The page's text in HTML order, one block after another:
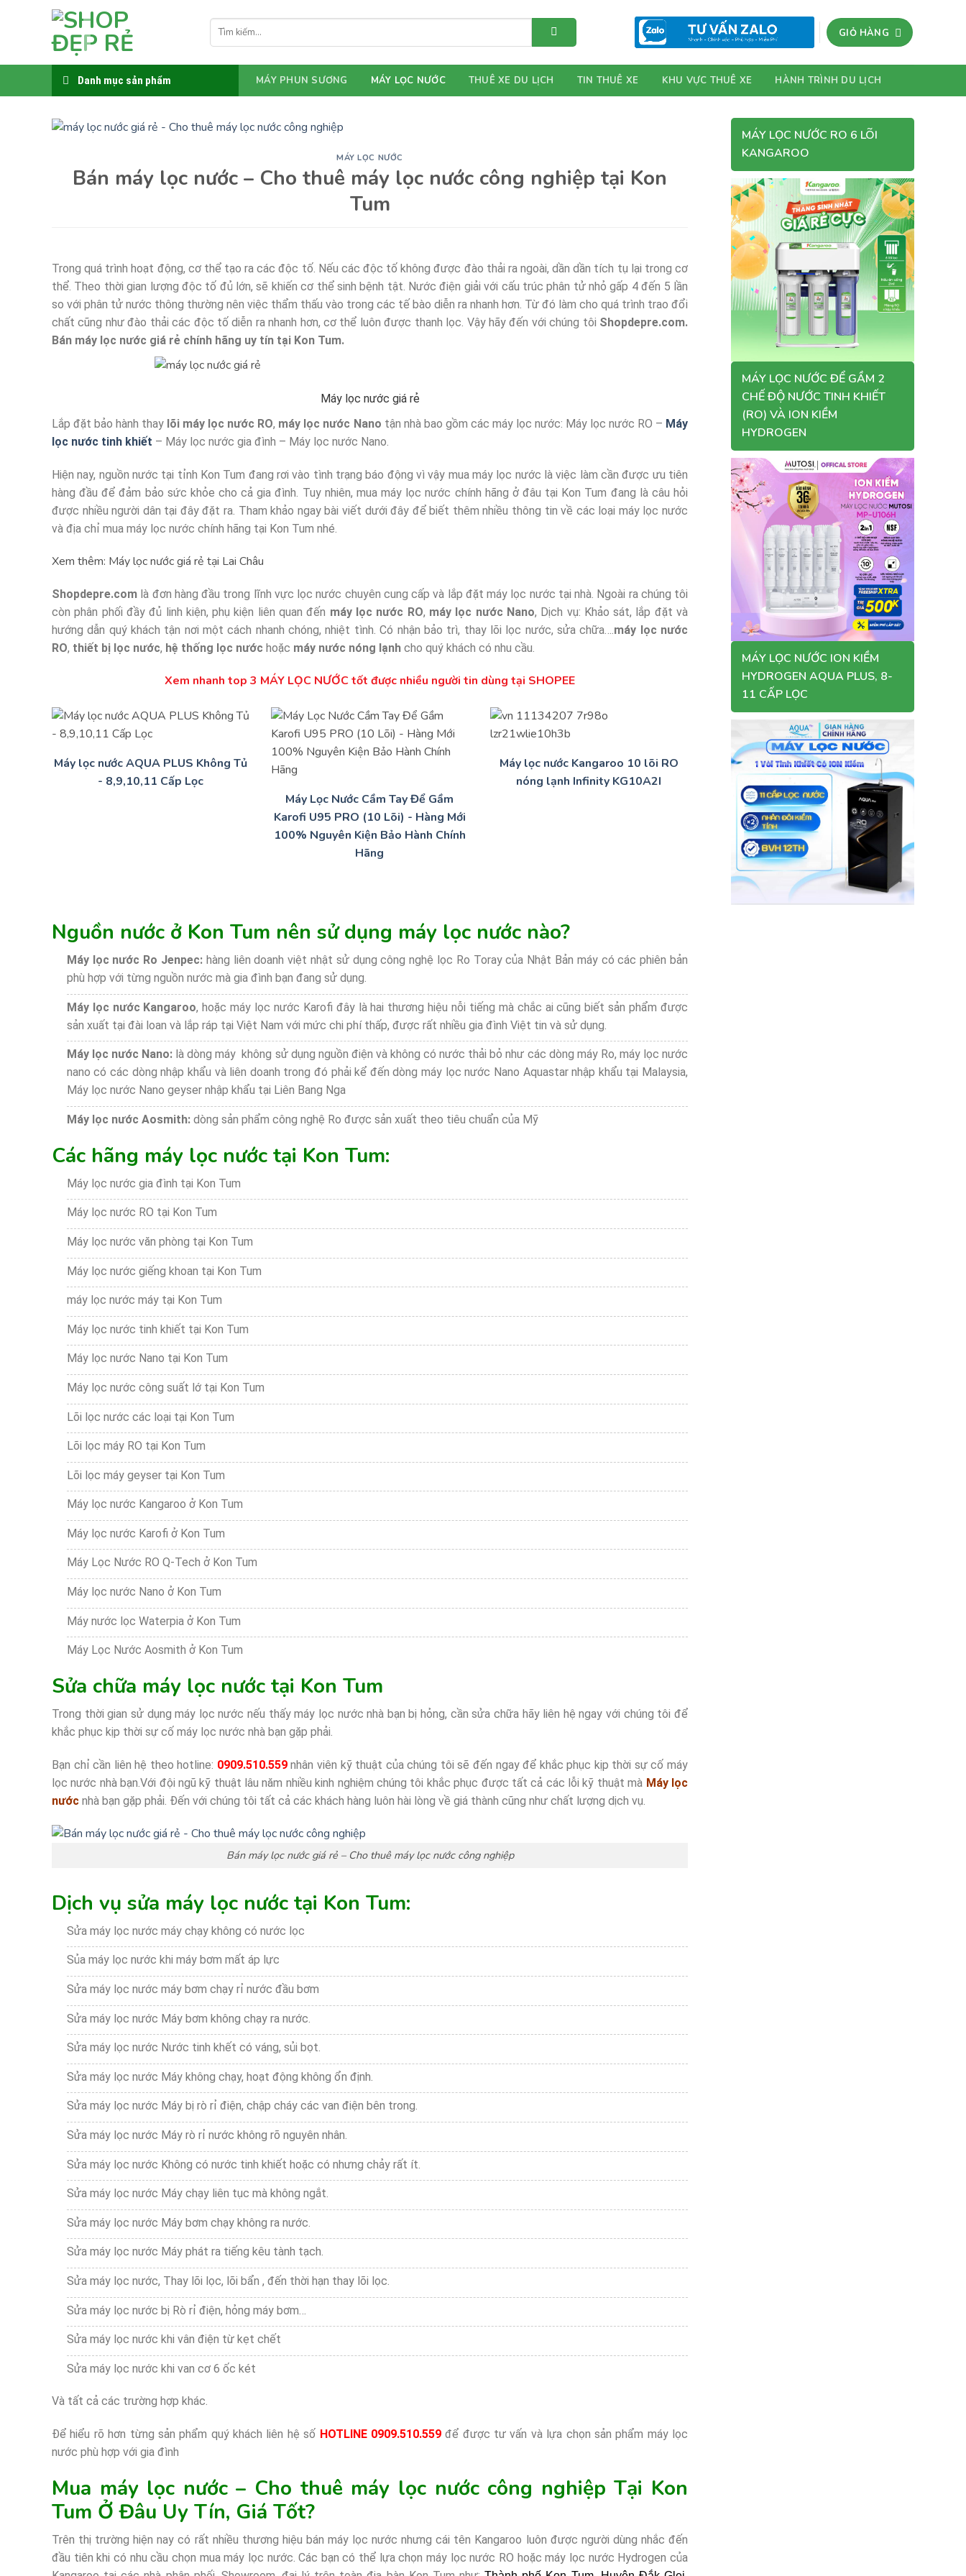
dung
Tìm
kiếm:
GIỎ HÀNG
Danh mục sản phẩm MÁY PHUN SƯƠNG MÁY LỌC NƯỚC THUÊ XE DU LỊCH TIN THUÊ XE KHU VỰC THUÊ XE HÀNH TRÌNH DU LỊCH
MÁY LỌC NƯỚC
Bán máy lọc nước – Cho thuê máy lọc nước công nghiệp tại Kon
Tum
Trong quá trình hoạt động, cơ thể tạo ra các độc tố. Nếu các độc tố không được đào thải ra ngoài, dần dần tích tụ lại trong cơ
thể. Theo thời gian lượng độc tố đủ lớn, sẽ khiến cơ thể sinh bệnh tật. Nước điện giải với cấu trúc phân tử nhỏ gấp 4 đến 5 lần
so với phân tử nước thông thường nên việc thẩm thấu vào trong các tế bào diễn ra nhanh hơn. Từ đó làm cho quá trình trao đổi
chất cũng như đào thải các độc tố diễn ra nhanh hơn, cơ thể luôn được thanh lọc. Vậy hãy đến với chúng tôi Shopdepre.com.
Bán máy lọc nước giá rẻ chính hãng uy tín tại Kon Tum.
Máy lọc nước giá rẻ
Lắp đặt bảo hành thay lõi máy lọc nước RO, máy lọc nước Nano tận nhà bao gồm các máy lọc nước: Máy lọc nước RO – Máy
lọc nước tinh khiết – Máy lọc nước gia đình – Máy lọc nước Nano.
Hiện nay, nguồn nước tại tỉnh Kon Tum đang rơi vào tình trạng báo động vì vậy mua máy lọc nước là việc làm cần được ưu tiên
hàng đầu để đảm bảo sức khỏe cho cả gia đình. Tuy nhiên, mua máy lọc nước chính hãng ở đâu tại Kon Tum đang là câu hỏi
được nhiều người dân tại đây đặt ra. Tham khảo ngay bài viết dưới đây để biết thêm nhiều thông tin về các loại máy lọc nước
và địa chỉ mua máy lọc nước chính hãng tại Kon Tum nhé.
Xem thêm: Máy lọc nước giá rẻ tại Lai Châu
Shopdepre.com là đơn hàng đầu trong lĩnh vực lọc nước chuyên cung cấp và lắp đặt máy lọc nước tại nhà. Ngoài ra chúng tôi
còn phân phối đầy đủ linh kiện, phụ kiện liên quan đến máy lọc nước RO, máy lọc nước Nano, Dịch vụ: Khảo sát, lắp đặt và
hướng dẫn quý khách tận nơi một cách nhanh chóng, nhiệt tình. Có nhận bảo trì, thay lõi lọc nước, sửa chữa….máy lọc nước
RO, thiết bị lọc nước, hệ thống lọc nước hoặc máy nước nóng lạnh cho quý khách có nhu cầu.
Xem nhanh top 3 MÁY LỌC NƯỚC tốt được nhiều người tin dùng tại SHOPEE
Máy lọc nước AQUA PLUS Không Tủ
- 8,9,10,11 Cấp Lọc
Máy Lọc Nước Cầm Tay Để Gầm
Karofi U95 PRO (10 Lõi) - Hàng Mới
100% Nguyên Kiện Bảo Hành Chính
Hãng
Máy lọc nước Kangaroo 10 lõi RO
nóng lạnh Infinity KG10A2I
Nguồn nước ở Kon Tum nên sử dụng máy lọc nước nào?
Máy lọc nước Ro Jenpec: hàng liên doanh việt nhật sử dụng công nghệ lọc Ro Toray của Nhật Bản máy có các phiên bản
phù hợp với từng nguồn nước mà gia đình bạn đang sử dụng.
Máy lọc nước Kangaroo, hoặc máy lọc nước Karofi đây là hai thương hiệu nỗi tiếng mà chắc ai cũng biết sản phẩm được
sản xuất tại đài loan và lắp ráp tại Việt Nam với mức chi phí thấp, được rất nhiều gia đình Việt tin và sử dụng.
Máy lọc nước Nano: là dòng máy không sử dụng nguồn điện và không có nước thải bỏ như các dòng máy Ro, máy lọc nước
nano có các dòng nhập khẩu và liên doanh trong đó phải kể đến dòng máy lọc nước Nano Aquastar nhập khẩu tại Malaysia,
Máy lọc nước Nano geyser nhập khẩu tại Liên Bang Nga
Máy lọc nước Aosmith:dòng sản phẩm công nghệ Ro được sản xuất theo tiêu chuẩn của Mỹ
Các hãng máy lọc nước tại Kon Tum:
Máy lọc nước gia đình tại Kon Tum
Máy lọc nước RO tại Kon Tum
Máy lọc nước văn phòng tại Kon Tum
Máy lọc nước giếng khoan tại Kon Tum
máy lọc nước máy tại Kon Tum
Máy lọc nước tinh khiết tại Kon Tum
Máy lọc nước Nano tại Kon Tum
Máy lọc nước công suất lớ tại Kon Tum
Lõi lọc nước các loại tại Kon Tum
Lõi lọc máy RO tại Kon Tum
Lõi lọc máy geyser tại Kon Tum
Máy lọc nước Kangaroo ở Kon Tum
Máy lọc nước Karofi ở Kon Tum
Máy Lọc Nước RO Q-Tech ở Kon Tum
Máy lọc nước Nano ở Kon Tum
Máy nước lọc Waterpia ở Kon Tum
Máy Lọc Nước Aosmith ở Kon Tum
Sửa chữa máy lọc nước tại Kon Tum
Trong thời gian sử dụng máy lọc nước nếu thấy máy lọc nước nhà bạn bị hỏng, cần sửa chữa hãy liên hệ ngay với chúng tôi để
khắc phục kịp thời sự cố máy lọc nước nhà bạn gặp phải.
Bạn chỉ cần liên hệ theo hotline: 0909.510.559nhân viên kỹ thuật của chúng tôi sẽ đến ngay để khắc phục kịp thời sự cố máy
lọc nước nhà bạn.Với đội ngũ kỹ thuật lâu năm nhiều kinh nghiệm chúng tôi khắc phục được tất cả các lỗi kỹ thuật mà Máy lọc
nước nhà bạn gặp phải. Đến với chúng tôi tất cả các khách hàng luôn hài lòng về giá thành cũng như chất lượng dịch vụ.
Bán máy lọc nước giá rẻ – Cho thuê máy lọc nước công nghiệp
Dịch vụ sửa máy lọc nước tại Kon Tum:
Sửa máy lọc nước máy chạy không có nước lọc
Sủa máy lọc nước khi máy bơm mất áp lực
Sửa máy lọc nước máy bơm chạy rỉ nước đầu bơm
Sửa máy lọc nước Máy bơm không chạy ra nước.
Sửa máy lọc nước Nước tinh khết có váng, sủi bọt.
Sửa máy lọc nước Máy không chạy, hoạt động không ổn định.
Sửa máy lọc nước Máy bị rò rỉ điện, chập cháy các van điện bên trong.
Sửa máy lọc nước Máy rò rỉ nước không rõ nguyên nhân.
Sửa máy lọc nước Không có nước tinh khiết hoặc có nhưng chảy rất ít.
Sửa máy lọc nước Máy chạy liên tục mà không ngắt.
Sửa máy lọc nước Máy bơm chạy không ra nước.
Sửa máy lọc nước Máy phát ra tiếng kêu tành tạch.
Sửa máy lọc nước, Thay lõi lọc, lõi bẩn , đến thời hạn thay lõi lọc.
Sửa máy lọc nước bị Rò rỉ điện, hỏng máy bơm…
Sửa máy lọc nước khi vân điện từ kẹt chết
Sửa máy lọc nước khi van cơ 6 ốc két
Và tất cả các trường hợp khác.
Để hiểu rõ hơn từng sản phẩm quý khách liên hệ số HOTLINE 0909.510.559để được tư vấn và lựa chọn sản phẩm máy lọc
nước phù hợp với gia đình
Mua máy lọc nước – Cho thuê máy lọc nước công nghiệp Tại Kon
Tum Ở Đâu Uy Tín, Giá Tốt?
Trên thị trường hiện nay có rất nhiều thương hiệu bán máy lọc nước nhưng cái tên Kangaroo luôn được người dùng nhắc đến
đầu tiên khi có nhu cầu chọn mua máy lọc nước. Các bạn có thể lựa chọn máy lọc nước RO hoặc máy lọc nước Hydrogen của
MÁY LỌC NƯỚC RO 6 LÕI
KANGAROO
MÁY LỌC NƯỚC ĐỂ GẦM 2
CHẾ ĐỘ NƯỚC TINH KHIẾT
(RO) VÀ ION KIỀM
HYDROGEN
MÁY LỌC NƯỚC ION KIỀM
HYDROGEN AQUA PLUS, 8-
11 CẤP LỌC